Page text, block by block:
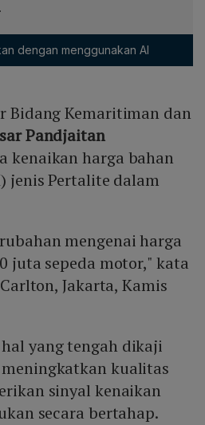
dengan menggunakan AI
Bidang Kemaritiman dan
Pandjaitan
kenaikan harga bahan
jenis Pertalite dalam
mengenai harga
juta sepeda motor," kata
Jakarta, Kamis
yang tengah dikaji
kualitas
sinyal kenaikan
secara bertahap.